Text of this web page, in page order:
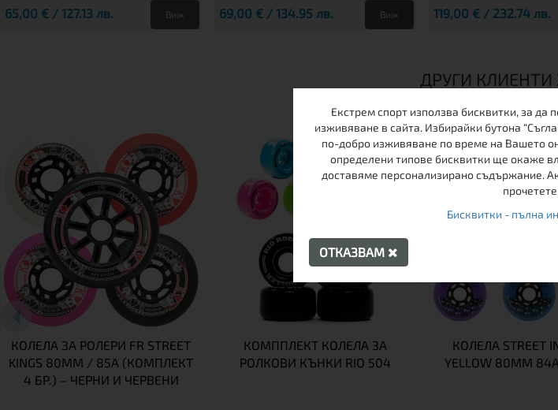
65,00 € / 127.13 лв. Виж 69,00 € / 134.95 лв. Виж 119,00 € / 232.74 лв.
ДРУГИ КЛИЕНТИ
КОЛЕЛА ЗА РОЛЕРИ FR STREET
KINGS 80MM / 85A (КОМПЛЕКТ
4 БР.) – ЧЕРНИ И ЧЕРВЕНИ
КОМППЛЕКТ КОЛЕЛА ЗА
РОЛКОВИ КЪНКИ RIO 504
КОЛЕЛА STREET
YELLOW 80MM
Екстрем спорт използва бисквитки, за да
изживяване в сайта. Избирайки бутона
по-добро изживяване по време на Вашето
определени типове бисквитки ще окаже
доставяме персонализирано съдържание.
прочетете
Бисквитки - пълна
ОТКАЗВАМ